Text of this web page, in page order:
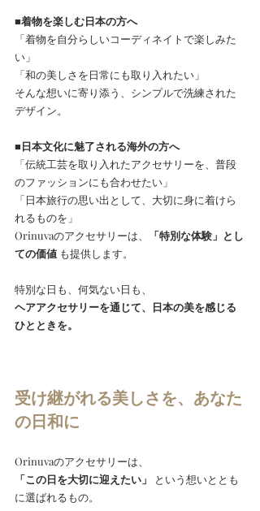
■着物を楽しむ日本の方へ
「着物を自分らしいコーディネイトで楽しみた
い」
「和の美しさを日常にも取り入れたい」
そんな想いに寄り添う、シンプルで洗練された
デザイン。
■日本文化に魅了される海外の方へ
「伝統工芸を取り入れたアクセサリーを、普段
のファッションにも合わせたい」
「日本旅行の思い出として、大切に身に着けら
れるものを」
Orinuvaのアクセサリーは、
「特別な体験」とし
ての価値 も提供します。
特別な日も、何気ない日も、
ヘアアクセサリーを通じて、日本の美を感じる
ひとときを。
受け継がれる美しさを、あなた
の日和に
Orinuvaのアクセサリーは、
「この日を大切に迎えたい」
という想いととも
に選ばれるもの。